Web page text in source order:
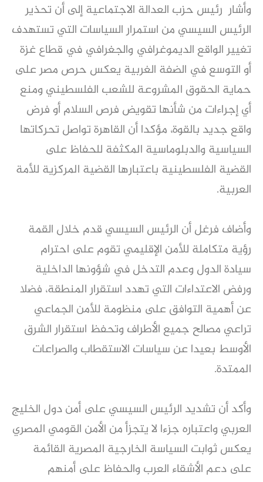
وأشار رئيس حزب العدالة الاجتماعية إلى أن تحذير
الرئيس السيسي من استمرار السياسات التي تستهدف
تغيير الواقع الديموغرافي والجغرافي في قطاع غزة
أو التوسع في الضفة الغربية يعكس حرص مصر على
حماية الحقوق المشروعة للشعب الفلسطيني ومنع
أي إجراءات من شأنها تقويض فرص السلام أو فرض
واقع جديد بالقوة، مؤكدا أن القاهرة تواصل تحركاتها
السياسية والدبلوماسية المكثفة للحفاظ على
القضية الفلسطينية باعتبارها القضية المركزية للأمة
العربية.
وأضاف فرغل أن الرئيس السيسي قدم خلال القمة
رؤية متكاملة للأمن الإقليمي تقوم على احترام
سيادة الدول وعدم التدخل في شؤونها الداخلية
ورفض الاعتداءات التي تهدد استقرار المنطقة، فضلا
عن أهمية التوافق على منظومة للأمن الجماعي
تراعي مصالح جميع الأطراف وتحفظ استقرار الشرق
الأوسط بعيدا عن سياسات الاستقطاب والصراعات
الممتدة.
وأكد أن تشديد الرئيس السيسي على أمن دول الخليج
العربي واعتباره جزءا لا يتجزأ من الأمن القومي المصري
يعكس ثوابت السياسة الخارجية المصرية القائمة
على دعم الأشقاء العرب والحفاظ على أمنهم